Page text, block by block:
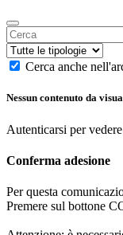
Cerca anche
Nessun contenuto da
Autenticarsi per
Conferma adesione
Per questa
Premere sul bottone